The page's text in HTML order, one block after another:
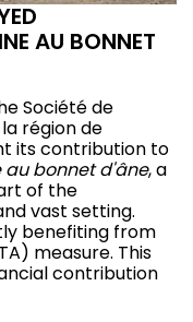
AU BONNET
Société de
région de
its contribution to
au bonnet d'âne, a
of the
vast setting.
benefiting from
measure. This
contribution